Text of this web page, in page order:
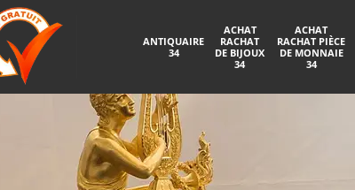
ANTIQUAIRE
34
ACHAT
RACHAT
DE BIJOUX
34
ACHAT
RACHAT PIÈCE
DE MONNAIE
34